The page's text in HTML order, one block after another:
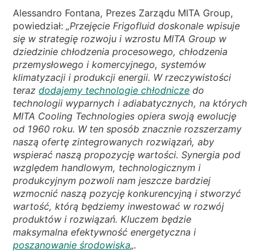
Alessandro Fontana, Prezes Zarządu MITA Group,
powiedział:„Przejęcie Frigofluid doskonale wpisuje
się w strategię rozwoju i wzrostu MITA Group w
dziedzinie chłodzenia procesowego, chłodzenia
przemysłowego i komercyjnego, systemów
klimatyzacji i produkcji energii. W rzeczywistości
terazdodajemy technologie chłodnicze do
technologii wyparnych i adiabatycznych, na których
MITA Cooling Technologies opiera swoją ewolucję
od 1960 roku. W ten sposób znacznie rozszerzamy
naszą ofertę zintegrowanych rozwiązań, aby
wspierać naszą propozycję wartości. Synergia pod
względem handlowym, technologicznym i
produkcyjnym pozwoli nam jeszcze bardziej
wzmocnić naszą pozycję konkurencyjną i stworzyć
wartość, którą będziemy inwestować w rozwój
produktów i rozwiązań. Kluczem będzie
maksymalna efektywność energetyczna i
poszanowanie środowiska„.